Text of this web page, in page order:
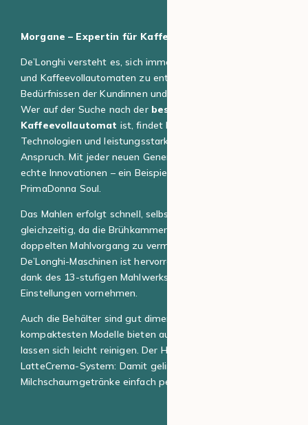
Morgane – Expertin für Kaffeemaschinen
De’Longhi versteht es, sich immer wieder neu zu erfinden
und Kaffeevollautomaten zu entwickeln, die den
Bedürfnissen der Kundinnen und Kunden entsprechen.
Wer auf der Suche nach der beste DeLonghi
Kaffeevollautomat ist, findet bei der Marke innovative
Technologien und leistungsstarke Modelle für jeden
Anspruch. Mit jeder neuen Generation bringt De’Longhi
echte Innovationen – ein Beispiel dafür ist die neue
PrimaDonna Soul.
Das Mahlen erfolgt schnell, selbst bei zwei Tassen
gleichzeitig, da die Brühkammer groß genug ist, um einen
doppelten Mahlvorgang zu vermeiden. Die Extraktion der
De’Longhi-Maschinen ist hervorragend kontrolliert, und
dank des 13-stufigen Mahlwerks lassen sich zahlreiche
Einstellungen vornehmen.
Auch die Behälter sind gut dimensioniert – selbst die
kompaktesten Modelle bieten ausreichend Volumen und
lassen sich leicht reinigen. Der Höhepunkt aber ist das
LatteCrema-System: Damit gelingen
Milchschaumgetränke einfach perfekt!